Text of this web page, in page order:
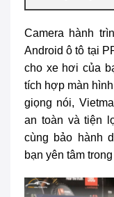
Camera hành
Android ô tô tại
cho xe hơi của
tích hợp màn
giọng nói,
an toàn và tiện
cùng bảo hành
bạn yên tâm